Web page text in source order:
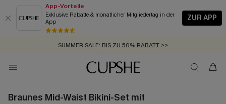
App-Vorteile
Exklusive Rabatte & monatlicher Mitgliedertag in der
App
ZUR APP
GRATIS MASSBAND MIT JEDEM SCHNELLVERSAND-ARTIKEL >>
SUMMER SALE: BIS ZU 50% RABATT >>
ZUM NEWSLETTER:BIS ZU -20% EXTRA ERHALTEN
KOSTENLOSER VERSAND AB 89 €
Braunes Mid-Waist Bikini-Set mit